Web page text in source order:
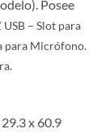
Posee
USB – Slot para
para Micrófono.
x 60.9